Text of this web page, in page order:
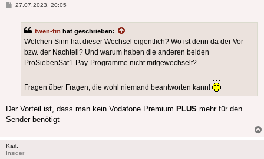
Beitrag
27.07.2023, 20:05
twen-fm hat geschrieben:
Welchen Sinn hat dieser Wechsel eigentlich? Wo ist denn da der Vor-
bzw. der Nachteil? Und warum haben die anderen beiden
ProSiebenSat1-Pay-Programme nicht mitgewechselt?
Fragen über Fragen, die wohl niemand beantworten kann!
Der Vorteil ist, dass man kein Vodafone Premium PLUS mehr für den
Sender benötigt
Karl.
Insider